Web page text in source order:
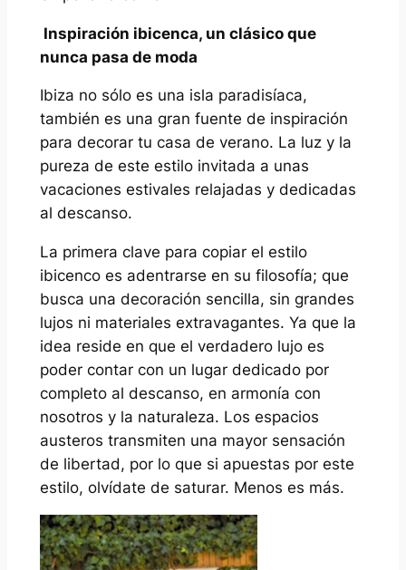
Inspiración ibicenca, un clásico que
nunca pasa de moda
Ibiza no sólo es una isla paradisíaca,
también es una gran fuente de inspiración
para decorar tu casa de verano. La luz y la
pureza de este estilo invitada a unas
vacaciones estivales relajadas y dedicadas
al descanso.
La primera clave para copiar el estilo
ibicenco es adentrarse en su filosofía; que
busca una decoración sencilla, sin grandes
lujos ni materiales extravagantes. Ya que la
idea reside en que el verdadero lujo es
poder contar con un lugar dedicado por
completo al descanso, en armonía con
nosotros y la naturaleza. Los espacios
austeros transmiten una mayor sensación
de libertad, por lo que si apuestas por este
estilo, olvídate de saturar. Menos es más.